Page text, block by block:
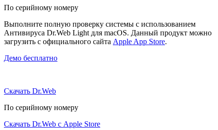
По серийному номеру
Выполните полную проверку системы с использованием
Антивируса Dr.Web Light для macOS. Данный продукт можно
загрузить с официального сайта Apple App Store.
Демо бесплатно
Скачать Dr.Web
По серийному номеру
Скачать Dr.Web с Apple Store